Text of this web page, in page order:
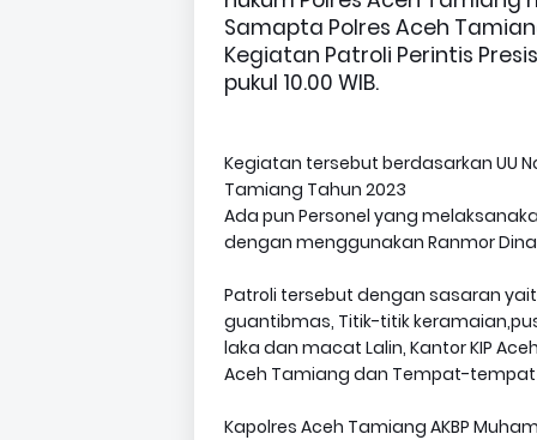
Samapta Polres Aceh
Kegiatan Patroli Perintis
pukul 10.00 WIB.
Kegiatan tersebut berdasarkan UU
Tamiang Tahun 2023
Ada pun Personel yang
dengan menggunakan Ranmor
Patroli tersebut dengan sasaran
guantibmas, Titik-titik
laka dan macat Lalin, Kantor KIP
Aceh Tamiang dan Tempat-
Kapolres Aceh Tamiang AKBP